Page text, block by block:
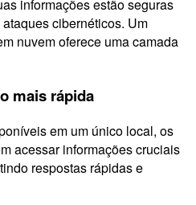
informações estão seguras
cibernéticos. Um
nuvem oferece uma camada
mais rápida
em um único local, os
acessar informações cruciais
respostas rápidas e